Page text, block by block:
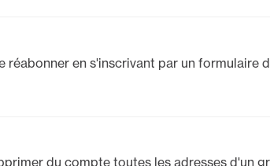
en s'inscrivant par un formulaire
du compte toutes les adresses d'un